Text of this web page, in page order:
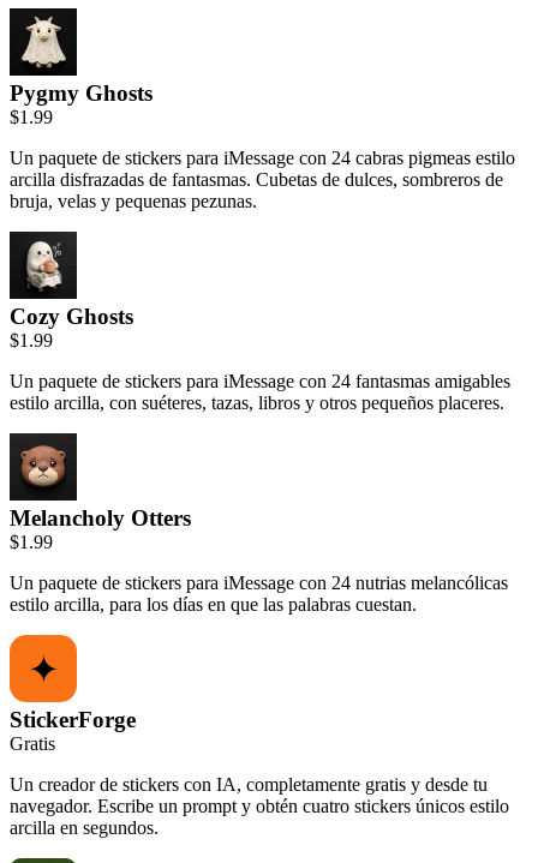
Pygmy Ghosts
$1.99
Un paquete de stickers para iMessage con 24 cabras pigmeas estilo
arcilla disfrazadas de fantasmas. Cubetas de dulces, sombreros de
bruja, velas y pequenas pezunas.
Cozy Ghosts
$1.99
Un paquete de stickers para iMessage con 24 fantasmas amigables
estilo arcilla, con suéteres, tazas, libros y otros pequeños placeres.
Melancholy Otters
$1.99
Un paquete de stickers para iMessage con 24 nutrias melancólicas
estilo arcilla, para los días en que las palabras cuestan.
StickerForge
Gratis
Un creador de stickers con IA, completamente gratis y desde tu
navegador. Escribe un prompt y obtén cuatro stickers únicos estilo
arcilla en segundos.